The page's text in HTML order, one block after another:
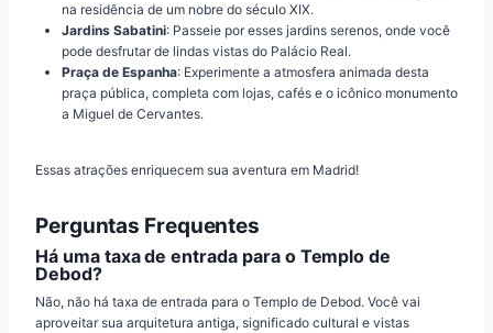
na residência de um nobre do século XIX.
Jardins Sabatini: Passeie por esses jardins serenos, onde você
pode desfrutar de lindas vistas do Palácio Real.
Praça de Espanha: Experimente a atmosfera animada desta
praça pública, completa com lojas, cafés e o icônico monumento
a Miguel de Cervantes.
Essas atrações enriquecem sua aventura em Madrid!
Perguntas Frequentes
Há uma taxa de entrada para o Templo de
Debod?
Não, não há taxa de entrada para o Templo de Debod. Você vai
aproveitar sua arquitetura antiga, significado cultural e vistas